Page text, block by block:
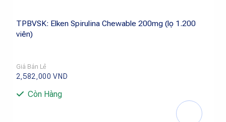
TPBVSK: Elken Spirulina Chewable 200mg (lọ 1.200
viên)
Giá Bán Lẻ
2,582,000 VND
Còn Hàng